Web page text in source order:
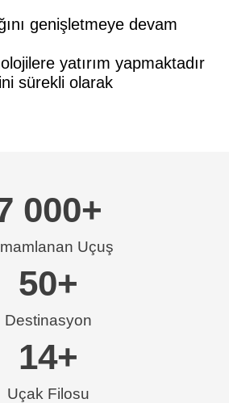
genişletmeye devam
yatırım yapmaktadır
sürekli olarak
Uçuş
000+
Destinasyon
50+
Uçak Filosu
14+